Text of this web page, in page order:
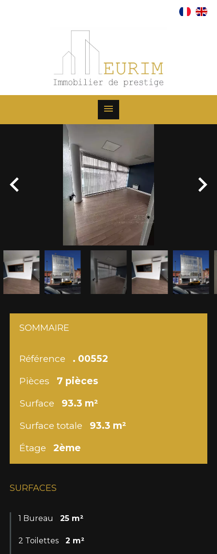
SOMMAIRE
Référence
. 00552
Pièces
7 pièces
Surface
93.3 m²
Surface totale
93.3 m²
Étage
2ème
SURFACES
1 Bureau 25 m²
2 Toilettes 2 m²